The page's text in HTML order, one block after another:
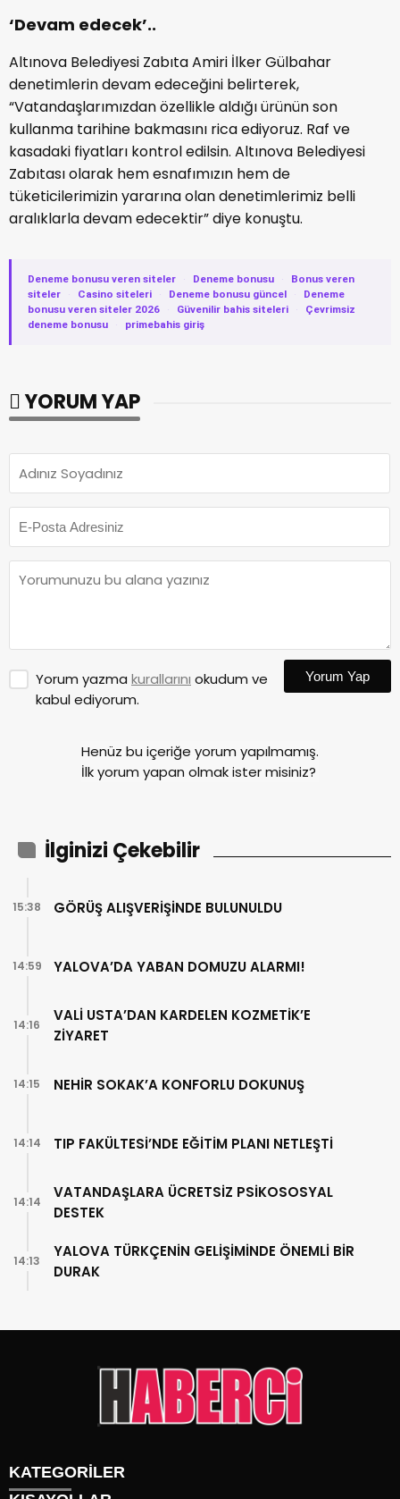
‘Devam edecek’..
Altınova Belediyesi Zabıta Amiri İlker Gülbahar
denetimlerin devam edeceğini belirterek,
“Vatandaşlarımızdan özellikle aldığı ürünün son
kullanma tarihine bakmasını rica ediyoruz. Raf ve
kasadaki fiyatları kontrol edilsin. Altınova Belediyesi
Zabıtası olarak hem esnafımızın hem de
tüketicilerimizin yararına olan denetimlerimiz belli
aralıklarla devam edecektir” diye konuştu.
Deneme bonusu veren siteler · Deneme bonusu ·
Bonus veren
siteler
· Casino siteleri · Deneme bonusu güncel ·
Deneme
bonusu veren siteler 2026
· Güvenilir bahis siteleri ·
Çevrimsiz
deneme bonusu
· primebahis giriş
YORUM YAP
Yorum yazma kurallarını okudum ve
kabul ediyorum.
Yorum Yap
Henüz bu içeriğe yorum yapılmamış.
İlk yorum yapan olmak ister misiniz?
İlginizi Çekebilir
GÖRÜŞ ALIŞVERİŞİNDE BULUNULDU
15:38
YALOVA’DA YABAN DOMUZU ALARMI!
14:59
VALİ USTA’DAN KARDELEN KOZMETİK’E
ZİYARET
14:16
NEHİR SOKAK’A KONFORLU DOKUNUŞ
14:15
TIP FAKÜLTESİ’NDE EĞİTİM PLANI NETLEŞTİ
14:14
VATANDAŞLARA ÜCRETSİZ PSİKOSOSYAL
DESTEK
14:14
YALOVA TÜRKÇENİN GELİŞİMİNDE ÖNEMLİ BİR
DURAK
14:13
KATEGORİLER